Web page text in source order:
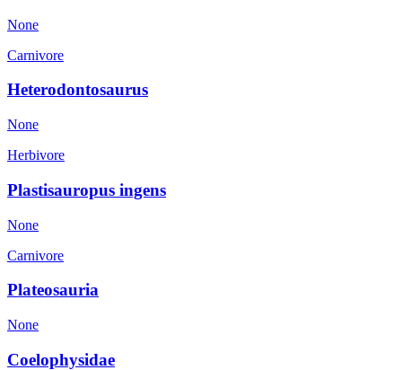
None
Carnivore
Heterodontosaurus
None
Herbivore
Plastisauropus ingens
None
Carnivore
Plateosauria
None
Coelophysidae